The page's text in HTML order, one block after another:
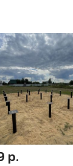
р.